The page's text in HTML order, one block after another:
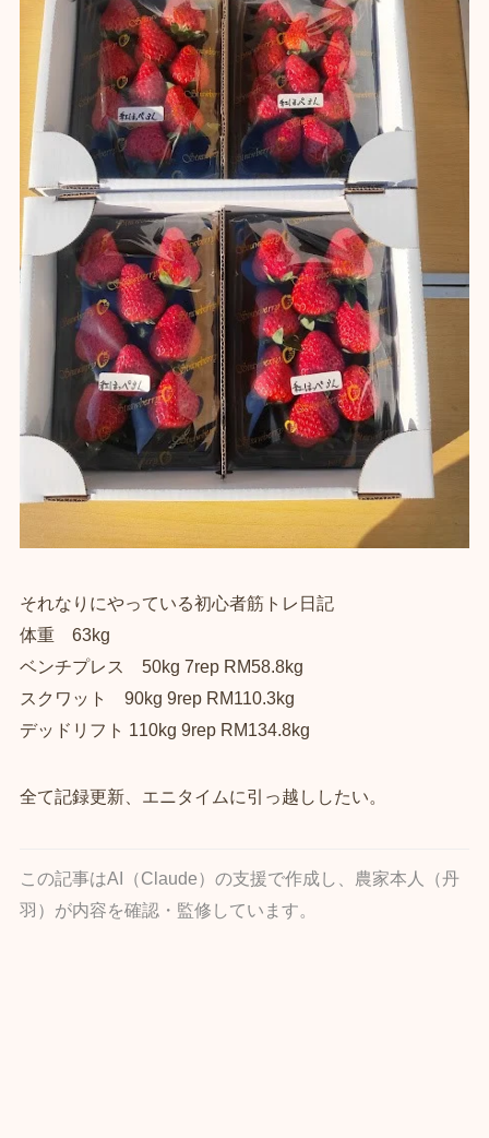
それなりにやっている初心者筋トレ日記
体重 63kg
ベンチプレス 50kg 7rep RM58.8kg
スクワット 90kg 9rep RM110.3kg
デッドリフト 110kg 9rep RM134.8kg
全て記録更新、エニタイムに引っ越ししたい。
この記事はAI（Claude）の支援で作成し、農家本人（丹
羽）が内容を確認・監修しています。